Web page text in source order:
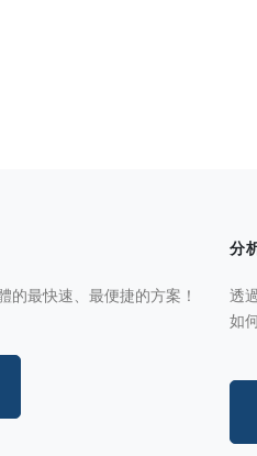
的最快速、最便捷的方案！
分
透
如